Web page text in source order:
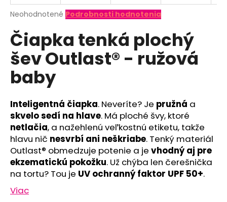
Priemerné
produktu
je
0,0
z
5
hviezdičiek.
Neohodnotené Podrobnosti hodnotenia
Čiapka tenká plochý
šev Outlast® - ružová
baby
Inteligentná čiapka. Neveríte? Je pružná a
skvelo sedí na hlave. Má ploché švy, ktoré
netlačia, a nažehlenú veľkostnú etiketu, takže
hlavu nič nesvrbí ani neškriabe. Tenký materiál
Outlast® obmedzuje potenie a je vhodný aj pre
ekzematickú pokožku. Už chýba len čerešnička
na tortu? Tou je UV ochranný faktor UPF 50+.
Viac
O
d
o
r
ú
č
a
m
e